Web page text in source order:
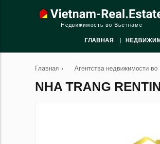
Недвижимость во Вьетнаме
ГЛАВНАЯ
Главная › Агентства недвижимости
NHA TRANG